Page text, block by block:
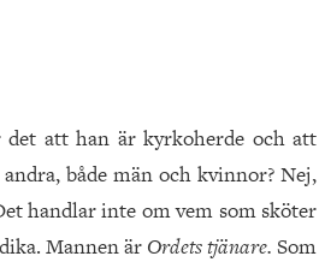
det att han är kyrkoherde och att
både män och kvinnor? Nej,
handlar inte om vem som sköter
Mannen är Ordets tjänare.Som